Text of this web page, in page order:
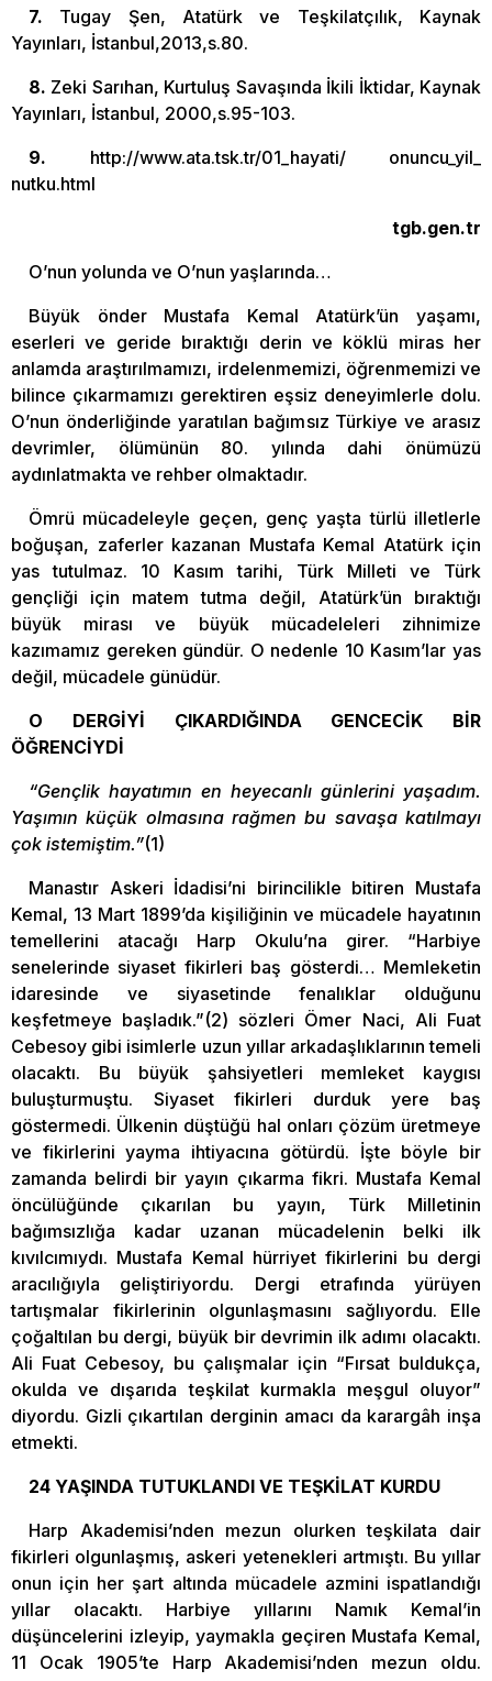
7. Tugay Şen, Atatürk ve Teşkilatçılık, Kaynak
Yayınları, İstanbul,2013,s.80.
8. Zeki Sarıhan, Kurtuluş Savaşında İkili İktidar, Kaynak
Yayınları, İstanbul, 2000,s.95-103.
9. http://www.ata.tsk.tr/01_hayati/ onuncu_yil_
nutku.html
tgb.gen.tr
O’nun yolunda ve O’nun yaşlarında…
Büyük önder Mustafa Kemal Atatürk’ün yaşamı,
eserleri ve geride bıraktığı derin ve köklü miras her
anlamda araştırılmamızı, irdelenmemizi, öğrenmemizi ve
bilince çıkarmamızı gerektiren eşsiz deneyimlerle dolu.
O’nun önderliğinde yaratılan bağımsız Türkiye ve arasız
devrimler, ölümünün 80. yılında dahi önümüzü
aydınlatmakta ve rehber olmaktadır.
Ömrü mücadeleyle geçen, genç yaşta türlü illetlerle
boğuşan, zaferler kazanan Mustafa Kemal Atatürk için
yas tutulmaz. 10 Kasım tarihi, Türk Milleti ve Türk
gençliği için matem tutma değil, Atatürk’ün bıraktığı
büyük mirası ve büyük mücadeleleri zihnimize
kazımamız gereken gündür. O nedenle 10 Kasım’lar yas
değil, mücadele günüdür.
O DERGİYİ ÇIKARDIĞINDA GENCECİK BİR
ÖĞRENCİYDİ
“Gençlik hayatımın en heyecanlı günlerini yaşadım.
Yaşımın küçük olmasına rağmen bu savaşa katılmayı
çok istemiştim.”(1)
Manastır Askeri İdadisi’ni birincilikle bitiren Mustafa
Kemal, 13 Mart 1899’da kişiliğinin ve mücadele hayatının
temellerini atacağı Harp Okulu’na girer. “Harbiye
senelerinde siyaset fikirleri baş gösterdi… Memleketin
idaresinde ve siyasetinde fenalıklar olduğunu
keşfetmeye başladık.”(2) sözleri Ömer Naci, Ali Fuat
Cebesoy gibi isimlerle uzun yıllar arkadaşlıklarının temeli
olacaktı. Bu büyük şahsiyetleri memleket kaygısı
buluşturmuştu. Siyaset fikirleri durduk yere baş
göstermedi. Ülkenin düştüğü hal onları çözüm üretmeye
ve fikirlerini yayma ihtiyacına götürdü. İşte böyle bir
zamanda belirdi bir yayın çıkarma fikri. Mustafa Kemal
öncülüğünde çıkarılan bu yayın, Türk Milletinin
bağımsızlığa kadar uzanan mücadelenin belki ilk
kıvılcımıydı. Mustafa Kemal hürriyet fikirlerini bu dergi
aracılığıyla geliştiriyordu. Dergi etrafında yürüyen
tartışmalar fikirlerinin olgunlaşmasını sağlıyordu. Elle
çoğaltılan bu dergi, büyük bir devrimin ilk adımı olacaktı.
Ali Fuat Cebesoy, bu çalışmalar için “Fırsat buldukça,
okulda ve dışarıda teşkilat kurmakla meşgul oluyor”
diyordu. Gizli çıkartılan derginin amacı da karargâh inşa
etmekti.
24 YAŞINDA TUTUKLANDI VE TEŞKİLAT KURDU
Harp Akademisi’nden mezun olurken teşkilata dair
fikirleri olgunlaşmış, askeri yetenekleri artmıştı. Bu yıllar
onun için her şart altında mücadele azmini ispatlandığı
yıllar olacaktı. Harbiye yıllarını Namık Kemal’in
düşüncelerini izleyip, yaymakla geçiren Mustafa Kemal,
11 Ocak 1905’te Harp Akademisi’nden mezun oldu.